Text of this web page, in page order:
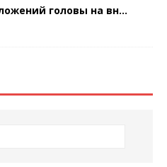
головы на вн...